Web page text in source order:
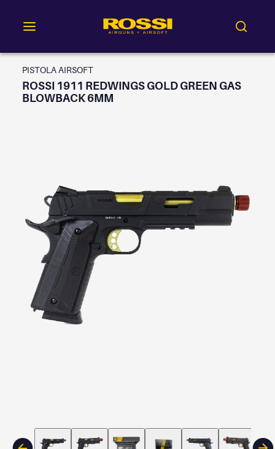
PISTOLA AIRSOFT
ROSSI 1911 REDWINGS GOLD GREEN GAS
BLOWBACK 6MM